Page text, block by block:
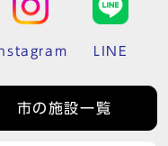
LINE
市の施設一覧